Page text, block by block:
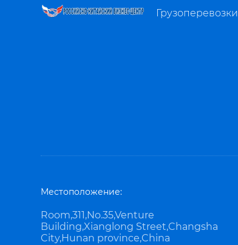
Грузоперевозки
Местоположение:
Room,311,No.35,Venture
Building,Xianglong Street,Changsha
City,Hunan province,China